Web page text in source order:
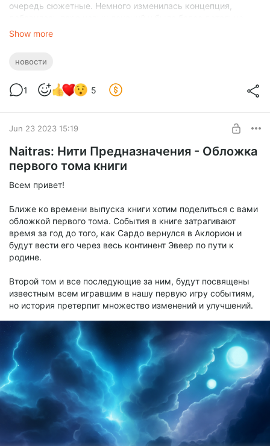
очередь сюжетные. Немного изменилась концепция,
проработана и систематизирована общая схема игры.
написано 17 глав из 24, а также заключительная глава с
меньше времени, но сейчас всё начинает налаживаться и
На этом пока всё.
проект. Со своей стороны мы приложим все силы, чтобы
наши задумки обязательно увидели свет.
С наилучшими пожеланиями,
Команда, ElisarStudio
Show more
новости
1 5
Jun 23 2023 15:19
Naitras: Нити Предназначения - Обложка
первого тома книги
Всем привет!
Ближе ко времени выпуска книги хотим поделиться с вами
обложкой первого тома. События в книге затрагивают
время за год до того, как Сардо вернулся в Аклорион и
будут вести его через весь континент Эвеер по пути к
родине.
Второй том и все последующие за ним, будут посвящены
известным всем игравшим в нашу первую игру событиям,
но история претерпит множество изменений и улучшений.